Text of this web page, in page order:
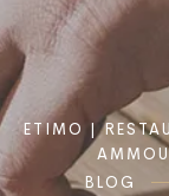
ETIMO |
BLOG